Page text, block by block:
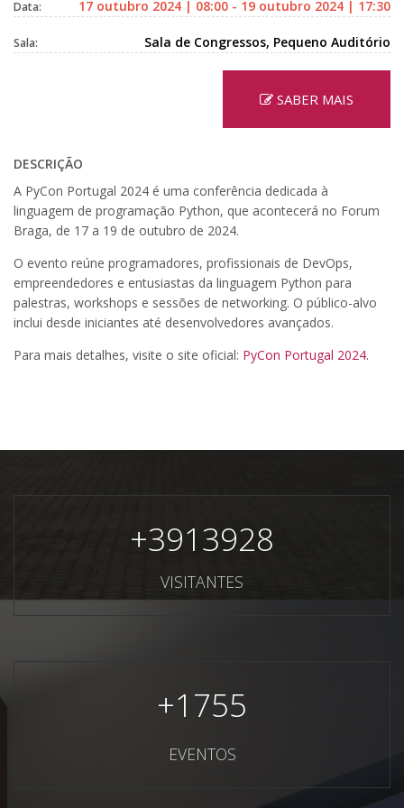
Data: 17 outubro 2024 | 08:00 - 19 outubro 2024 | 17:30
Sala: Sala de Congressos, Pequeno Auditório
SABER MAIS
DESCRIÇÃO
A PyCon Portugal 2024 é uma conferência dedicada à
linguagem de programação Python, que acontecerá no Forum
Braga, de 17 a 19 de outubro de 2024.
O evento reúne programadores, profissionais de DevOps,
empreendedores e entusiastas da linguagem Python para
palestras, workshops e sessões de networking. O público-alvo
inclui desde iniciantes até desenvolvedores avançados.
Para mais detalhes, visite o site oficial: PyCon Portugal 2024.
+3913928
VISITANTES
+1755
EVENTOS